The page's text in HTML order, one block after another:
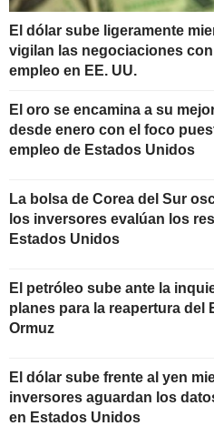
El dólar sube ligeramente
vigilan las negociaciones
empleo en EE. UU.
El oro se encamina a su
desde enero con el foco
empleo de Estados Unidos
La bolsa de Corea del Sur
los inversores evalúan los
Estados Unidos
El petróleo sube ante la
planes para la reapertura del
Ormuz
El dólar sube frente al yen
inversores aguardan los
en Estados Unidos